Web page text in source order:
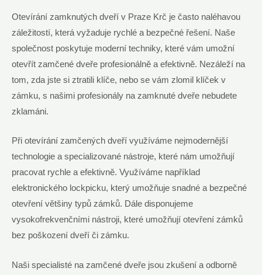
Otevírání zamknutých dveří v Praze Krč je často naléhavou
záležitostí, která vyžaduje rychlé a bezpečné řešení. Naše
společnost poskytuje moderní techniky, které vám umožní
otevřít zamčené dveře profesionálně a efektivně. Nezáleží na
tom, zda jste si ztratili klíče, nebo se vám zlomil klíček v
zámku, s našimi profesionály na zamknuté dveře nebudete
zklamáni.
Při otevírání zamčených dveří využíváme nejmodernější
technologie a specializované nástroje, které nám umožňují
pracovat rychle a efektivně. Využíváme například
elektronického lockpicku, který umožňuje snadné a bezpečné
otevření většiny typů zámků. Dále disponujeme
vysokofrekvenčními nástroji, které umožňují otevření zámků
bez poškození dveří či zámku.
Naši specialisté na zamčené dveře jsou zkušení a odborně